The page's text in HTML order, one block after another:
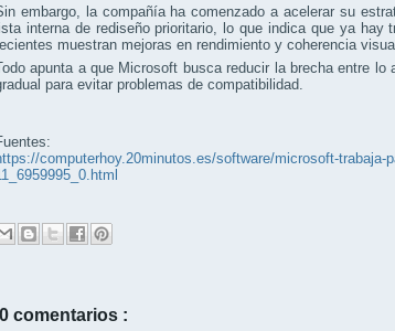
embargo, la compañía ha comenzado a acelerar su
lista interna de rediseño prioritario, lo que indica que ya
muestran mejoras en rendimiento y coherencia
apunta a que Microsoft busca reducir la brecha entre
para evitar problemas de compatibilidad.
computerhoy.20minutos.es/software/microsoft-trabaja-
0 comentarios :